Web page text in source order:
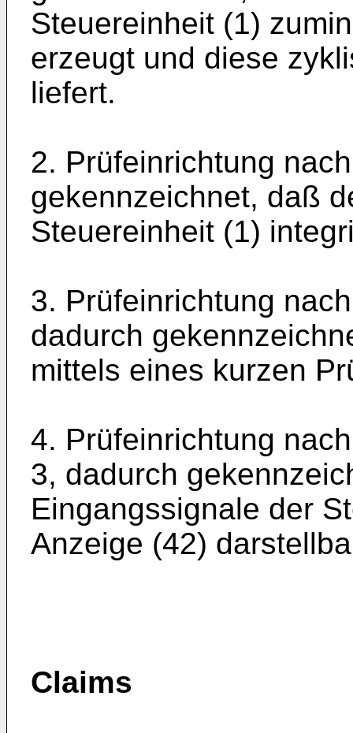
Steuereinheit (1)
erzeugt und diese
liefert.
2. Prüfeinrichtung
gekennzeichnet, daß
Steuereinheit (1)
3. Prüfeinrichtung
dadurch
mittels eines kurzen
4. Prüfeinrichtung
3, dadurch
Eingangssignale der
Anzeige (42)
Claims